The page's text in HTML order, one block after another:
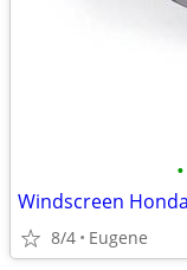
•
8/4 Eugene